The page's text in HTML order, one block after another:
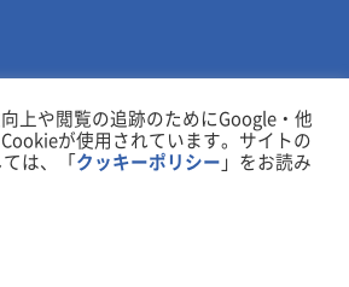
上や閲覧の追跡のためにGoogle・他
が使用されています。サイトの
は、「 クッキーポリシー 」をお読み